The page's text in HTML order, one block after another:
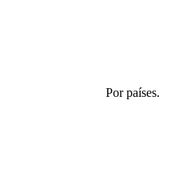
Por países.